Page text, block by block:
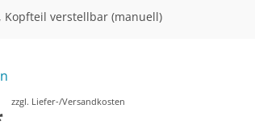
Kopfteil verstellbar (manuell)
zzgl. Liefer-/Versandkosten